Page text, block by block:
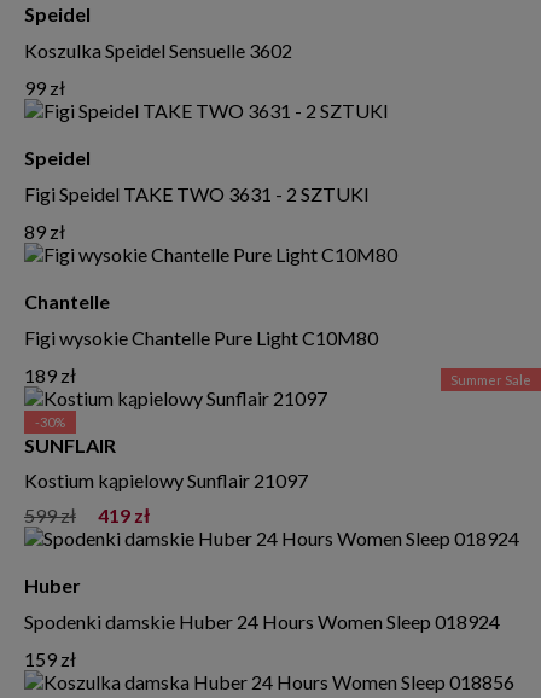
Speidel
Koszulka Speidel Sensuelle 3602
99 zł
Speidel
Figi Speidel TAKE TWO 3631 - 2 SZTUKI
89 zł
Chantelle
Figi wysokie Chantelle Pure Light C10M80
189 zł
-30%
Summer Sale
SUNFLAIR
Kostium kąpielowy Sunflair 21097
599 zł
419 zł
Huber
Spodenki damskie Huber 24 Hours Women Sleep 018924
159 zł